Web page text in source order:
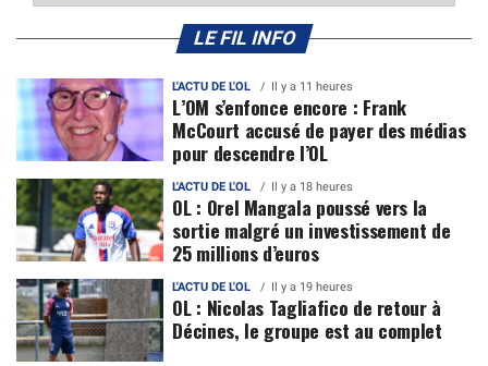
LE FIL INFO
L'ACTU DE L'OL Il y a 11 heures
L’OM s’enfonce encore : Frank
McCourt accusé de payer des médias
pour descendre l’OL
L'ACTU DE L'OL Il y a 18 heures
OL : Orel Mangala poussé vers la
sortie malgré un investissement de
25 millions d’euros
L'ACTU DE L'OL Il y a 19 heures
OL : Nicolas Tagliafico de retour à
Décines, le groupe est au complet